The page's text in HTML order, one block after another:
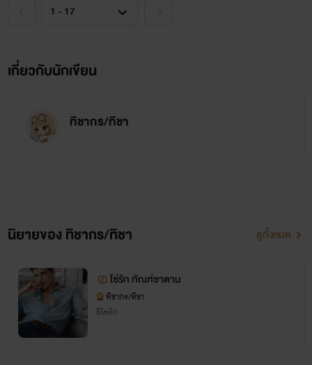
เกี่ยวกับนักเขียน
ทิชากร/ทิชา
นิยายของ ทิชากร/ทิชา ดูทั้งหมด
โซ่รัก ทัณฑ์ซาตาน
ทิชากร/ทิชา
อีโรติก